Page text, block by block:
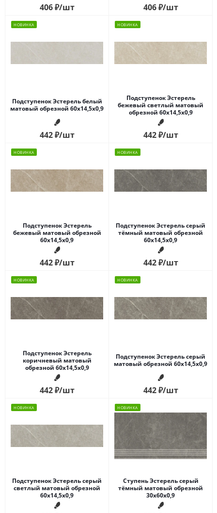
406₽/шт 406₽/шт
НОВИНКА
Подступенок Эстерель белый
матовый обрезной 60x14,5x0,9
442₽/шт
НОВИНКА
Подступенок Эстерель
бежевый светлый матовый
обрезной 60x14,5x0,9
442₽/шт
НОВИНКА
Подступенок Эстерель
бежевый матовый обрезной
60x14,5x0,9
442₽/шт
НОВИНКА
Подступенок Эстерель серый
тёмный матовый обрезной
60x14,5x0,9
442₽/шт
НОВИНКА
Подступенок Эстерель
коричневый матовый
обрезной 60x14,5x0,9
442₽/шт
НОВИНКА
Подступенок Эстерель серый
матовый обрезной 60x14,5x0,9
442₽/шт
НОВИНКА
Подступенок Эстерель серый
светлый матовый обрезной
60x14,5x0,9
НОВИНКА
Ступень Эстерель серый
тёмный матовый обрезной
30x60x0,9